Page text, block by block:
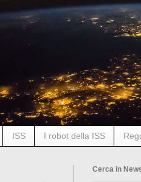
ISS I robot della ISS
Cerca in